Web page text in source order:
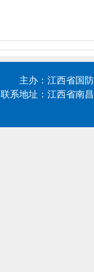
主办：江西省国
联系地址：江西省南